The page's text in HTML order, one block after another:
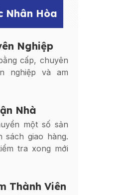
Nhân Hòa
Nghiệp
cấp, chuyên
nghiệp và am
Nhà
một số sản
sách giao hàng.
tra xong mới
Thành Viên